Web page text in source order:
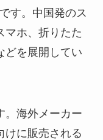
す。中国発のス
マホ、折りたた
どを展開してい
。海外メーカー
けに販売される